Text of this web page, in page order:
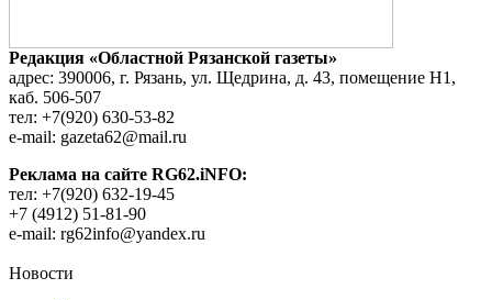
Редакция «Областной Рязанской газеты»
адрес: 390006, г. Рязань, ул. Щедрина, д. 43, помещение Н1,
каб. 506-507
тел: +7(920) 630-53-82
e-mail: gazeta62@mail.ru
Реклама на сайте RG62.iNFO:
тел: +7(920) 632-19-45
+7 (4912) 51-81-90
e-mail: rg62info@yandex.ru
Новости